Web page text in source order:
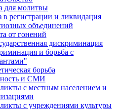
для молитвы
в регистрации и ликвидация
объединений
от гонений
дискриминация
и борьба с
борьба
и СМИ
с местным населением и
с учреждениями культуры